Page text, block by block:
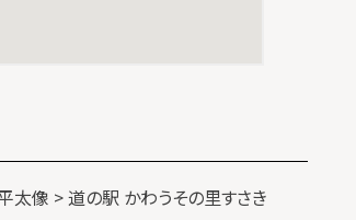
像 > 道の駅 かわうその里すさき